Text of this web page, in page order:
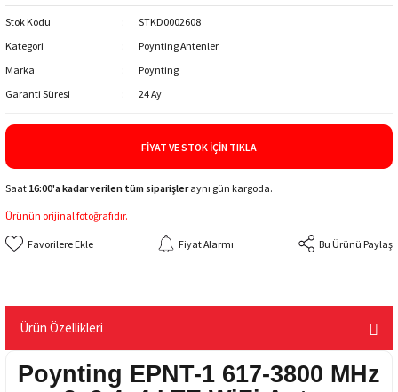
Stok Kodu
STKD0002608
Kategori
Poynting Antenler
Marka
Poynting
Garanti Süresi
24 Ay
FIYAT VE STOK İÇIN TIKLA
Saat 16:00'a kadar verilen tüm siparişleraynı gün kargoda.
Ürünün orijinal fotoğrafıdır.
Fiyat Alarmı Bu Ürünü Paylaş
Ürün Özellikleri
Poynting EPNT-1 617-3800 MHz